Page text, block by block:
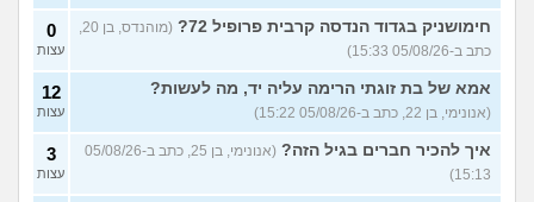
הנדסת בניין באריאל או סמי
שמעון? (יותם, בן 23)
3
עצות
אני מרגישה ממש תקועה, איך
3
עצות
עוד שאלות חדשות במדור
חימושניק בגדוד הנדסה קרבית פרופיל 72?
(מוהנדס, בן 20,
כתב ב-05/08/26 15:33)
0
עצות
אמא של בת זוגתי הרימה עליה יד, מה לעשות?
(אנונימי, בן 22, כתב ב-05/08/26 15:22)
12
עצות
איך להכיר חברים בגיל הזה?
(אנונימי, בן 25, כתב ב-05/08/26
15:13)
3
עצות